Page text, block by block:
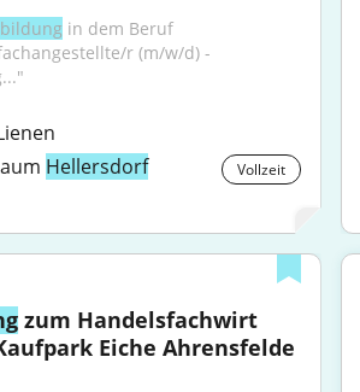
in dem Beruf
r (m/w/d) -
Hellersdorf Vollzeit
zum Handelsfachwirt
Eiche Ahrensfelde